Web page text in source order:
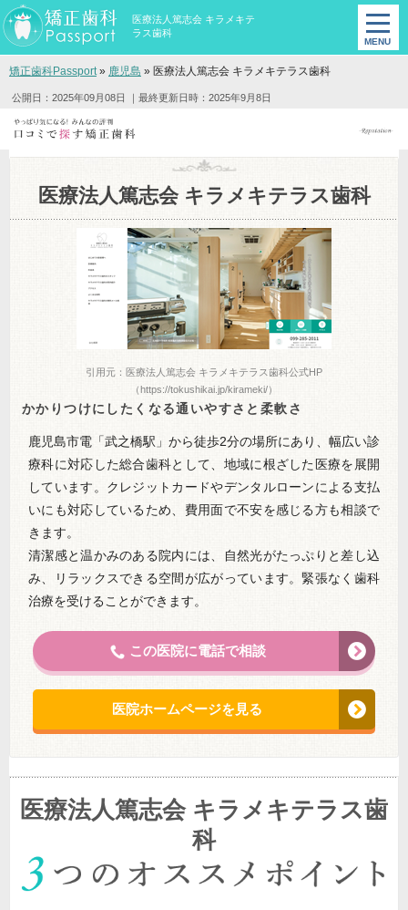
医療法人篤志会 キラメキテ
ラス歯科
矯正歯科Passport» 鹿児島 » 医療法人篤志会 キラメキテラス歯科
公開日：2025年09月08日 ｜最終更新日時：2025年9月8日
医療法人篤志会 キラメキテラス歯科
引用元：医療法人篤志会 キラメキテラス歯科公式HP
（https://tokushikai.jp/kirameki/）
かかりつけにしたくなる通いやすさと柔軟さ
鹿児島市電「武之橋駅」から徒歩2分の場所にあり、幅広い診
療科に対応した総合歯科として、地域に根ざした医療を展開
しています。クレジットカードやデンタルローンによる支払
いにも対応しているため、費用面で不安を感じる方も相談で
きます。
清潔感と温かみのある院内には、自然光がたっぷりと差し込
み、リラックスできる空間が広がっています。緊張なく歯科
治療を受けることができます。
この医院に電話で相談
医院ホームページを見る
医療法人篤志会 キラメキテラス歯
科